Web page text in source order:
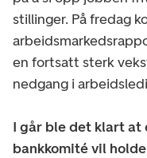
stillinger. På fredag
en fortsatt sterk
nedgang i
I går ble det klart at
bankkomité vil